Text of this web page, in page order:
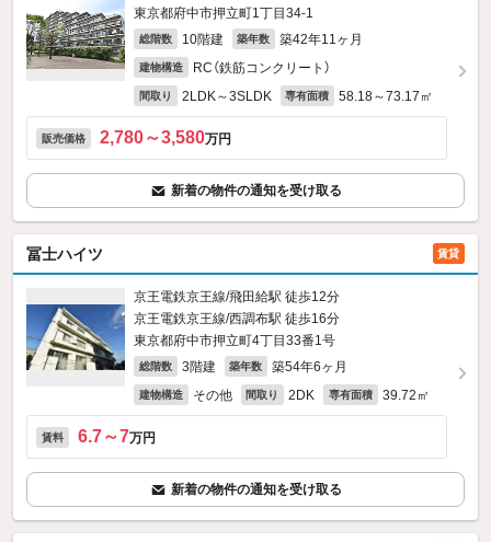
東京都府中市押立町1丁目34-1
総階数 10階建 築年数 築42年11ヶ月
建物構造 RC（鉄筋コンクリート）
間取り 2LDK～3SLDK 専有面積 58.18～73.17㎡
販売価格 2,780～3,580万円
新着の物件の通知を受け取る
冨士ハイツ 賃貸
京王電鉄京王線/飛田給駅 徒歩12分
京王電鉄京王線/西調布駅 徒歩16分
東京都府中市押立町4丁目33番1号
総階数 3階建 築年数 築54年6ヶ月
建物構造 その他 間取り 2DK 専有面積 39.72㎡
賃料 6.7～7万円
新着の物件の通知を受け取る